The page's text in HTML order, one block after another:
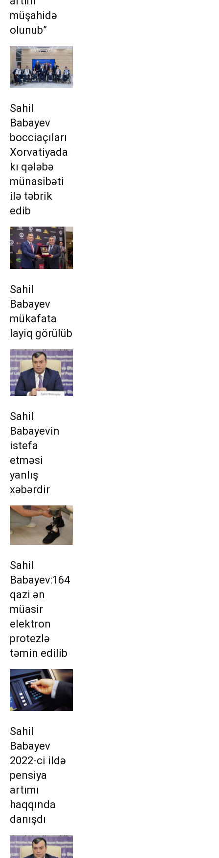
müşahidə
olunub”
Sahil
Babayev
bocciaçıları
Xorvatiyada
kı qələbə
münasibəti
ilə təbrik
edib
Sahil
Babayev
mükafata
layiq görülüb
Sahil
Babayevin
istefa
etməsi
yanlış
xəbərdir
Sahil
Babayev:164
qazi ən
müasir
elektron
protezlə
təmin edilib
Sahil
Babayev
2022-ci ildə
pensiya
artımı
haqqında
danışdı